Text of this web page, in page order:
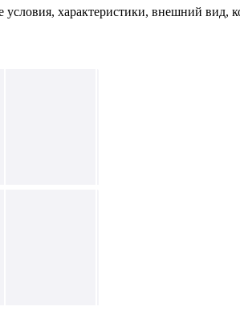
характеристики, внешний вид,